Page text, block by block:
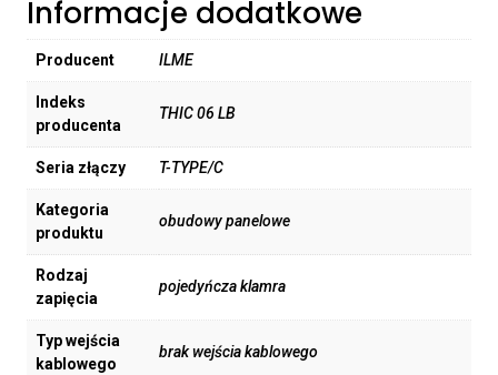
Informacje dodatkowe
Producent ILME
Indeks
producenta
THIC 06 LB
Seria złączy T-TYPE/C
Kategoria
produktu
obudowy panelowe
Rodzaj
zapięcia
pojedyńcza klamra
Typ wejścia
kablowego
brak wejścia kablowego